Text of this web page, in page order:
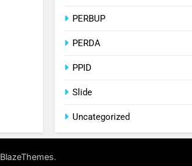
PERBUP
PERDA
PPID
Slide
Uncategorized
BlazeThemes.